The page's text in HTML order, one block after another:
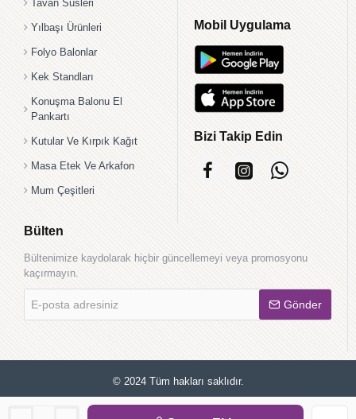
Tavan Süsleri
Yılbaşı Ürünleri
Folyo Balonlar
Kek Standları
Konuşma Balonu El
Pankartı
Kutular Ve Kırpık Kağıt
Masa Etek Ve Arkafon
Mum Çeşitleri
Mobil Uygulama
Bizi Takip Edin
Bülten
Bültenimize kaydolarak hiçbir güncellemeyi veya promosyonu
kaçırmayın.
posta
adresiniz
Gönder
© 2024 Tüm hakları saklıdır.